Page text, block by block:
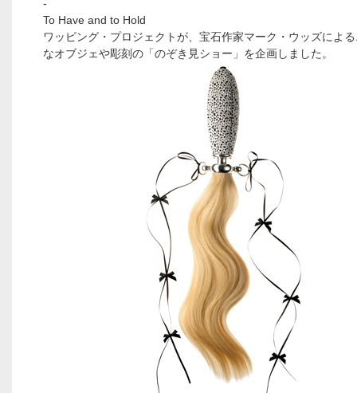
-
To Have and to Hold
ワッピング・プロジェクトが、宝石作家マーク・ウッズによ
なオブジェや彫刻の「のぞき見ショー」を企画しました。